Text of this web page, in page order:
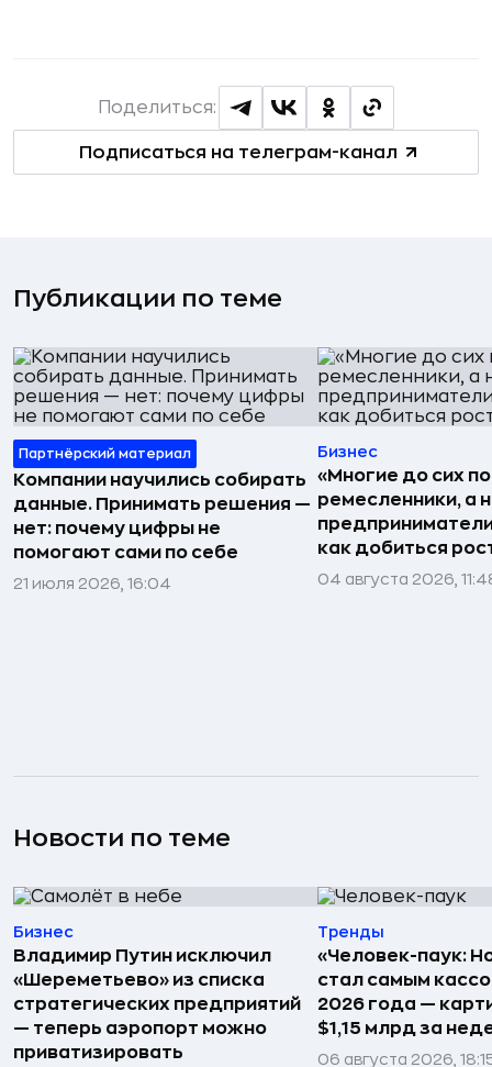
Подписаться на телеграм-канал
Поделиться:
Публикации по теме
Партнёрский материал
Компании научились собирать
данные. Принимать решения —
нет: почему цифры не
помогают сами по себе
21 июля 2026, 16:04
Бизнес
«Многие до сих
ремесленники, а
как добиться
04 августа 2026,
Новости по теме
Бизнес
Владимир Путин исключил
«Шереметьево» из списка
стратегических предприятий
— теперь аэропорт можно
приватизировать
Тренды
«Человек-паук:
стал самым
2026 года —
$1,15 млрд за
06 августа 2026,